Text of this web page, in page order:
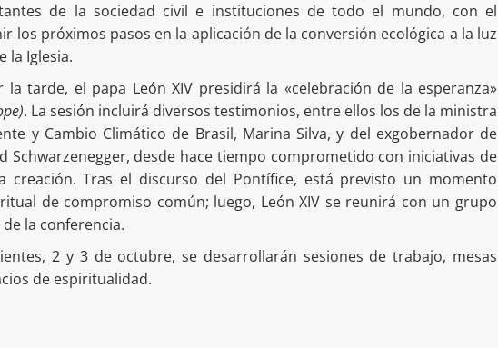
de la sociedad civil e instituciones de todo el mundo, con el
los próximos pasos en la aplicación de la conversión ecológica a la luz
la Iglesia.
la tarde, el papa León XIV presidirá la «celebración de la esperanza»
. La sesión incluirá diversos testimonios, entre ellos los de la ministra
y Cambio Climático de Brasil, Marina Silva, y del exgobernador de
Schwarzenegger, desde hace tiempo comprometido con iniciativas de
creación. Tras el discurso del Pontífice, está previsto un momento
de compromiso común; luego, León XIV se reunirá con un grupo
la conferencia.
2 y 3 de octubre, se desarrollarán sesiones de trabajo, mesas
de espiritualidad.